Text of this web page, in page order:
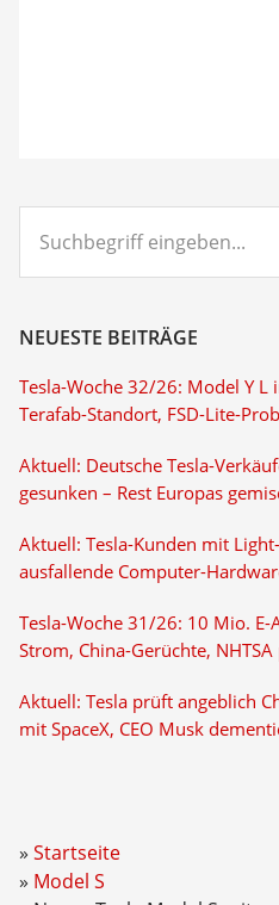
eingeben...
NEUESTE BEITRÄGE
Tesla-Woche 32/26: Model Y L
Terafab-Standort, FSD-Lite-
Aktuell: Deutsche Tesla-
gesunken – Rest Europas
Aktuell: Tesla-Kunden mit
ausfallende Computer-
Tesla-Woche 31/26: 10 Mio. E-
Strom, China-Gerüchte,
Aktuell: Tesla prüft angeblich
mit SpaceX, CEO Musk
Startseite
Model S